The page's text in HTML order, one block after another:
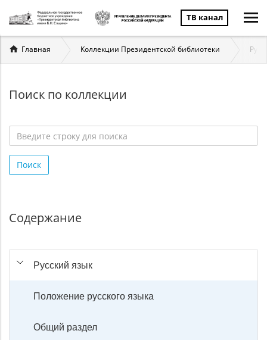
ТВ канал
Вы
здесь
Главная Коллекции Президентской библиотеки
Поиск по коллекции
строку
для
Поиск
Содержание
Русский язык
Положение русского языка
Общий раздел